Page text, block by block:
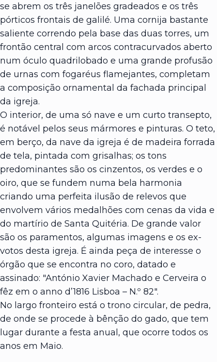
se abrem os três janelões gradeados e os três
pórticos frontais de galilé. Uma cornija bastante
saliente correndo pela base das duas torres, um
frontão central com arcos contracurvados aberto
num óculo quadrilobado e uma grande profusão
de urnas com fogaréus flamejantes, completam
a composição ornamental da fachada principal
da igreja.
O interior, de uma só nave e um curto transepto,
é notável pelos seus mármores e pinturas. O teto,
em berço, da nave da igreja é de madeira forrada
de tela, pintada com grisalhas; os tons
predominantes são os cinzentos, os verdes e o
oiro, que se fundem numa bela harmonia
criando uma perfeita ilusão de relevos que
envolvem vários medalhões com cenas da vida e
do martírio de Santa Quitéria. De grande valor
são os paramentos, algumas imagens e os ex-
votos desta igreja. É ainda peça de interesse o
órgão que se encontra no coro, datado e
assinado: "António Xavier Machado e Cerveira o
fêz em o anno d’1816 Lisboa – N.º 82".
No largo fronteiro está o trono circular, de pedra,
de onde se procede à bênção do gado, que tem
lugar durante a festa anual, que ocorre todos os
anos em Maio.